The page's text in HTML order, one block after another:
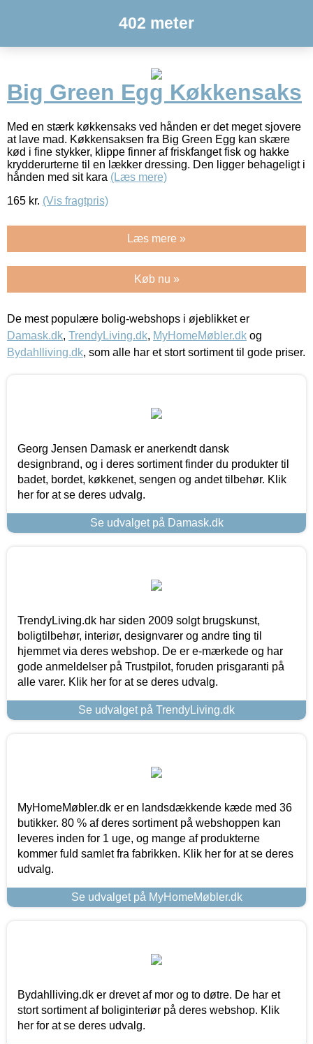
402 meter
Big Green Egg Køkkensaks
Med en stærk køkkensaks ved hånden er det meget sjovere
at lave mad. Køkkensaksen fra Big Green Egg kan skære
kød i fine stykker, klippe finner af friskfanget fisk og hakke
krydderurterne til en lækker dressing. Den ligger behageligt i
hånden med sit kara (Læs mere)
165 kr. (Vis fragtpris)
Læs mere »
Køb nu »
De mest populære bolig-webshops i øjeblikket er
Damask.dk, TrendyLiving.dk, MyHomeMøbler.dk og
Bydahlliving.dk, som alle har et stort sortiment til gode priser.
Georg Jensen Damask er anerkendt dansk
designbrand, og i deres sortiment finder du produkter til
badet, bordet, køkkenet, sengen og andet tilbehør. Klik
her for at se deres udvalg.
Se udvalget på Damask.dk
TrendyLiving.dk har siden 2009 solgt brugskunst,
boligtilbehør, interiør, designvarer og andre ting til
hjemmet via deres webshop. De er e-mærkede og har
gode anmeldelser på Trustpilot, foruden prisgaranti på
alle varer. Klik her for at se deres udvalg.
Se udvalget på TrendyLiving.dk
MyHomeMøbler.dk er en landsdækkende kæde med 36
butikker. 80 % af deres sortiment på webshoppen kan
leveres inden for 1 uge, og mange af produkterne
kommer fuld samlet fra fabrikken. Klik her for at se deres
udvalg.
Se udvalget på MyHomeMøbler.dk
Bydahlliving.dk er drevet af mor og to døtre. De har et
stort sortiment af boliginteriør på deres webshop. Klik
her for at se deres udvalg.